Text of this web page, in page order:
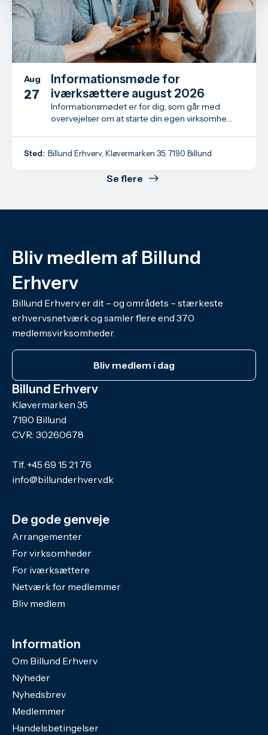
Se flere
Aug
27
Informationsmøde for
iværksættere august 2026
Informationsmødet er for dig, som går med
overvejelser om at starte din egen virksomhed
Sted: Billund Erhverv, Kløvermarken 35, 7190 Billund
Bliv medlem af Billund
Erhverv
Billund Erhverv er dit – og områdets – stærkeste
erhvervsnetværk og samler flere end 370
medlemsvirksomheder.
Bliv medlem i dag
Billund Erhverv
Kløvermarken 35
7190 Billund
CVR: 30260678
Tlf. +45 69 15 21 76
info@billunderhverv.dk
De gode genveje
Arrangementer
For virksomheder
For iværksættere
Netværk for medlemmer
Bliv medlem
Information
Om Billund Erhverv
Nyheder
Nyhedsbrev
Medlemmer
Handelsbetingelser